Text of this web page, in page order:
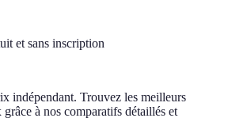
et sans inscription
indépendant. Trouvez les meilleurs
à nos comparatifs détaillés et